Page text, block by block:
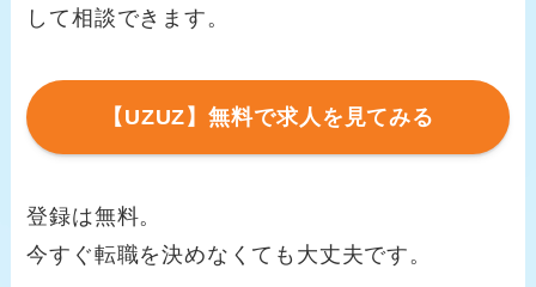
して相談できます。
【UZUZ】無料で求人を見てみる
登録は無料。
今すぐ転職を決めなくても大丈夫です。